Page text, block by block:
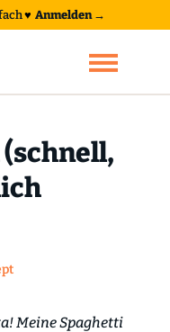
♥ Anmelden →
Meine Spaghetti